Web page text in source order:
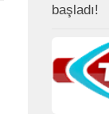
başladı!